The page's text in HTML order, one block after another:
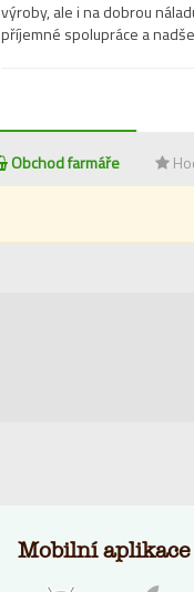
výroby, ale i na dobrou
příjemné spolupráce a
Obchod farmáře
Mobilní aplikace